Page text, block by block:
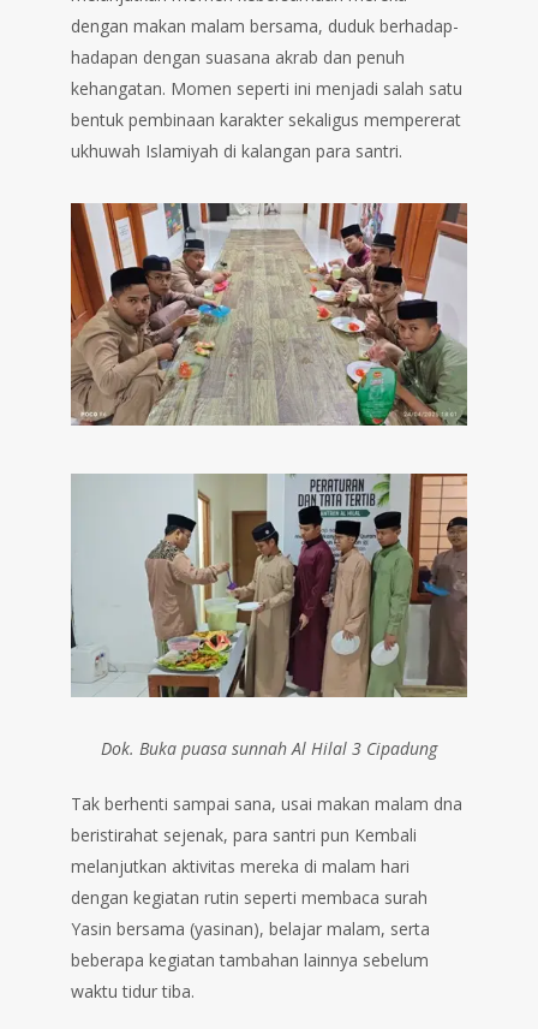
dengan makan malam bersama, duduk berhadap-
hadapan dengan suasana akrab dan penuh
kehangatan. Momen seperti ini menjadi salah satu
bentuk pembinaan karakter sekaligus mempererat
ukhuwah Islamiyah di kalangan para santri.
Dok. Buka puasa sunnah Al Hilal 3 Cipadung
Tak berhenti sampai sana, usai makan malam dna
beristirahat sejenak, para santri pun Kembali
melanjutkan aktivitas mereka di malam hari
dengan kegiatan rutin seperti membaca surah
Yasin bersama (yasinan), belajar malam, serta
beberapa kegiatan tambahan lainnya sebelum
waktu tidur tiba.